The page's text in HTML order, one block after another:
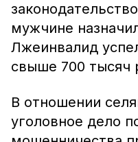
мужчине
Лжеинвалид
свыше 700 тысяч
В отношении
уголовное дело